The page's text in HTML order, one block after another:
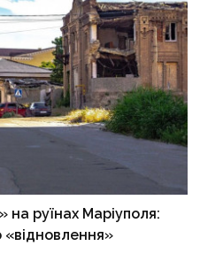
на руїнах Маріуполя:
«відновлення»